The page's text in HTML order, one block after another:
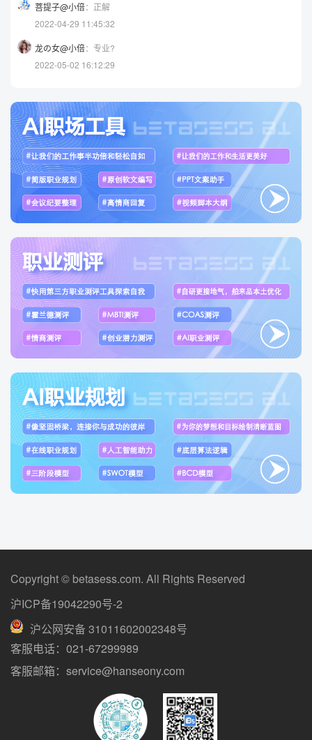
菩提子@小倍：正解
2022-04-29 11:45:32
龙の女@小倍：专业?
2022-05-02 16:12:29
Copyright © betasess.com. All Rights Reserved
沪ICP备19042290号-2
沪公网安备 31011602002348号
客服电话：021-67299989
客服邮箱：service@hanseony.com